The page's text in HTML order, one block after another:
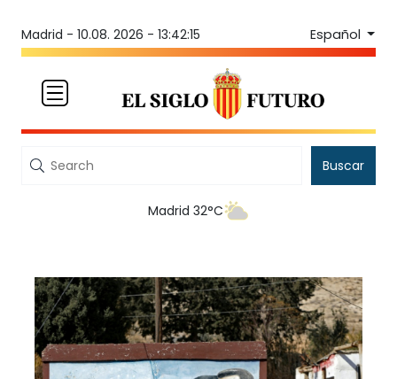
Madrid - 10.08. 2026 - 13:42:15 Español
Buscar
Madrid 32°C